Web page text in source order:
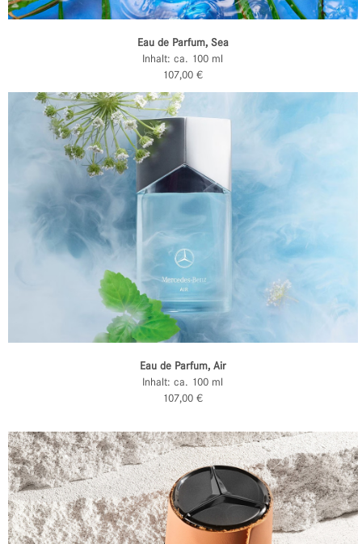
Eau de Parfum, Sea
Inhalt: ca. 100 ml
107,00 €
Eau de Parfum, Air
Inhalt: ca. 100 ml
107,00 €